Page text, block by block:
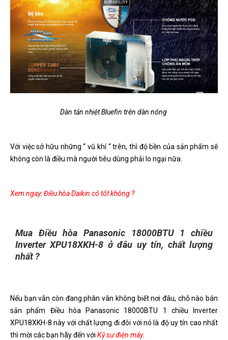
Dàn tản nhiệt Bluefin trên dàn nóng
Với việc sở hữu những “ vũ khí “ trên, thì độ bền của sản phẩm sẽ
không còn là điều mà người tiêu dùng phải lo ngại nữa.
Xem ngay:Điều hòa Daikin có tốt không ?
Mua Điều hòa Panasonic 18000BTU 1 chiều
Inverter XPU18XKH-8 ở đâu uy tín, chất lượng
nhất ?
Nếu bạn vẫn còn đang phân vân không biết nơi đâu, chỗ nào bán
sản phẩm Điều hòa Panasonic 18000BTU 1 chiều Inverter
XPU18XKH-8 này với chất lượng đi đôi với nó là độ uy tín cao nhất
thì mời các bạn hãy đến với Kỹ sư điện máy.